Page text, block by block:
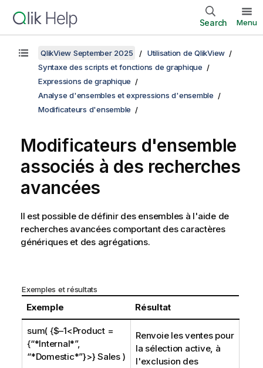
Search Menu
QlikView September 2025
Utilisation de QlikView
Syntaxe des scripts et fonctions de graphique
Expressions de graphique
Analyse d'ensembles et expressions d'ensemble
Modificateurs d'ensemble
Modificateurs d'ensemble
associés à des recherches
avancées
Il est possible de définir des ensembles à l'aide de
recherches avancées comportant des caractères
génériques et des agrégations.
Exemples et résultats
Exemple Résultat
sum( {$–1<Product =
{“*Internal*”,
“*Domestic*”}>} Sales )
Renvoie les ventes pour
la sélection active, à
l'exclusion des